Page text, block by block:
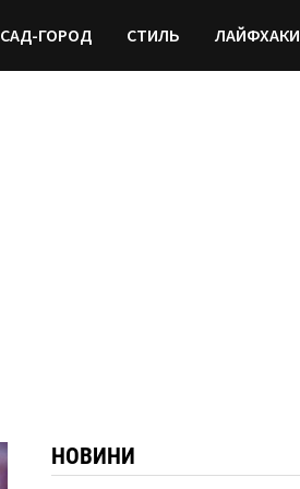
САД-ГОРОД СТИЛЬ ЛАЙФХАКИ
НОВИНИ